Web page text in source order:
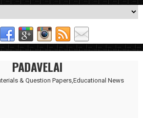
PADAVELAI
& Question Papers,Educational News